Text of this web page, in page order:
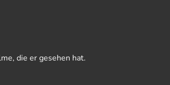
die er gesehen hat.